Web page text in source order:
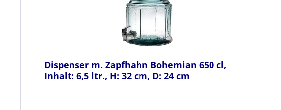
Dispenser m. Zapfhahn Bohemian 650 cl,
Inhalt: 6,5 ltr., H: 32 cm, D: 24 cm